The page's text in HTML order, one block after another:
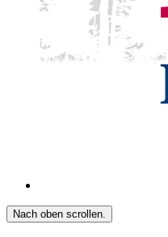
Nach oben scrollen.